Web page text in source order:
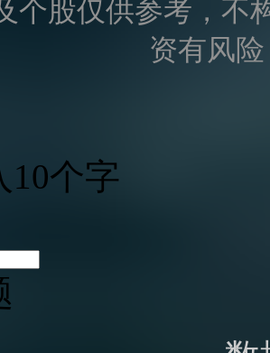
个股仅供参考，不
资有风
10个字